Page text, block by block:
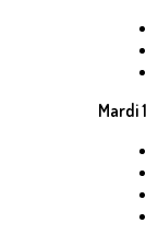
Mardi